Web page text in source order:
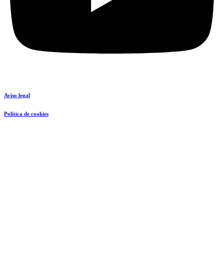
Aviso legal
Política de cookies